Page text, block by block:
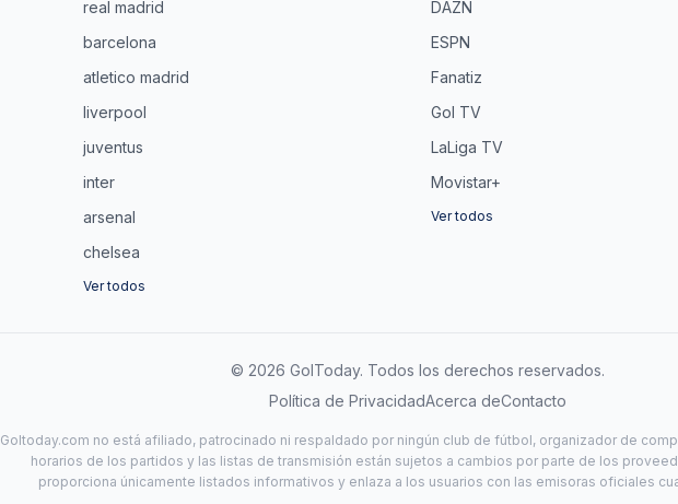
real madrid
barcelona
atletico madrid
liverpool
juventus
inter
arsenal
chelsea
Ver todos
DAZN
ESPN
Fanatiz
Gol TV
LaLiga TV
Movistar+
Ver todos
© 2026 GolToday. Todos los derechos reservados.
Política de PrivacidadAcerca deContacto
Goltoday.com no está afiliado, patrocinado ni respaldado por ningún club de fútbol, organizador de
horarios de los partidos y las listas de transmisión están sujetos a cambios por parte de los
proporciona únicamente listados informativos y enlaza a los usuarios con las emisoras oficiales